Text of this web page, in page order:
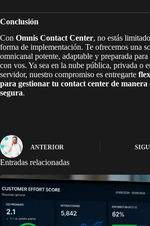
Conclusión
Con Omnis Contact Center, no estás
forma de implementación. Te ofrecemos una
omnicanal potente, adaptable y preparada
con vos. Ya sea en la nube pública, privada o
servidor, nuestro compromiso es entregarte
para gestionar tu contact center de manera
segura.
ANTERIOR
Entradas relacionadas